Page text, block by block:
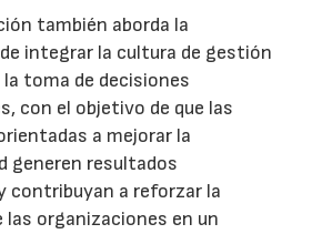
también aborda la
integrar la cultura de gestión
la toma de decisiones
con el objetivo de que las
a mejorar la
generen resultados
contribuyan a reforzar la
las organizaciones en un